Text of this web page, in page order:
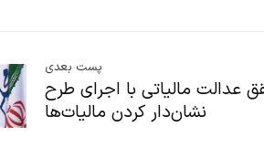
پست بعدی
عدالت مالیاتی با اجرای طرح
نشان‌دار کردن مالیات‌ها